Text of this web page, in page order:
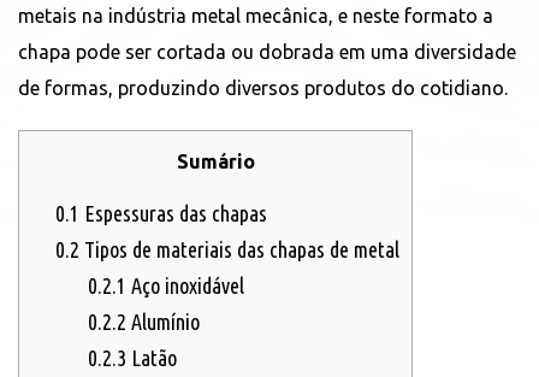
metais na indústria metal mecânica, e neste formato a
chapa pode ser cortada ou dobrada em uma diversidade
de formas, produzindo diversos produtos do cotidiano.
Sumário
0.1 Espessuras das chapas
0.2 Tipos de materiais das chapas de metal
0.2.1 Aço inoxidável
0.2.2 Alumínio
0.2.3 Latão